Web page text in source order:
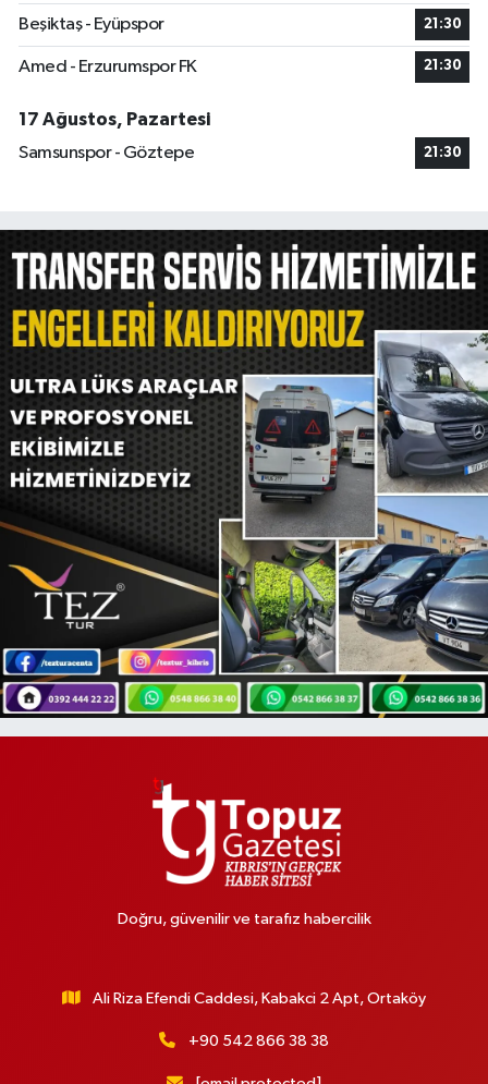
Beşiktaş - Eyüpspor 21:30
Amed - Erzurumspor FK 21:30
17 Ağustos, Pazartesi
Samsunspor - Göztepe
21:30
Doğru, güvenilir ve tarafız habercilik
Ali Riza Efendi Caddesi, Kabakci 2 Apt, Ortaköy
+90 542 866 38 38